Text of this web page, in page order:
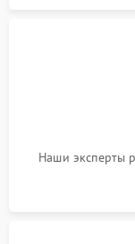
Наши эксперты